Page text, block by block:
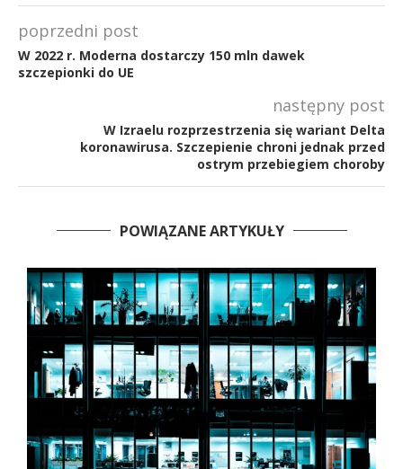
poprzedni post
W 2022 r. Moderna dostarczy 150 mln dawek
szczepionki do UE
następny post
W Izraelu rozprzestrzenia się wariant Delta
koronawirusa. Szczepienie chroni jednak przed
ostrym przebiegiem choroby
POWIĄZANE ARTYKUŁY